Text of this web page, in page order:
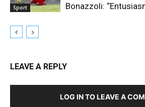
Sport
Bonazzoli:
LEAVE A REPLY
LOG IN TO LEAVE A